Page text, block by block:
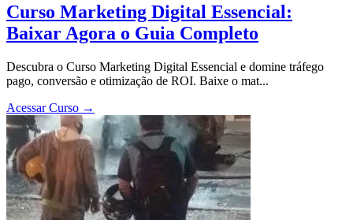
Curso Marketing Digital Essencial:
Baixar Agora o Guia Completo
Descubra o Curso Marketing Digital Essencial e domine tráfego
pago, conversão e otimização de ROI. Baixe o mat...
Acessar Curso →